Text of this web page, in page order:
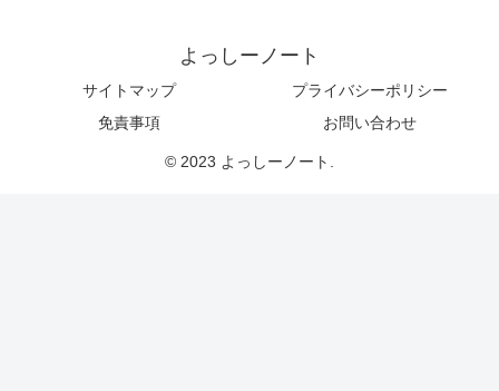
よっしーノート
サイトマップ
プライバシーポリシー
免責事項
お問い合わせ
© 2023 よっしーノート.